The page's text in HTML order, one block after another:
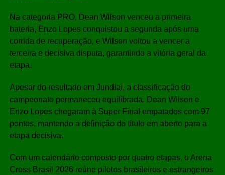
Na categoria PRO, Dean Wilson venceu a primeira
bateria, Enzo Lopes conquistou a segunda após uma
corrida de recuperação, e Wilson voltou a vencer a
terceira e decisiva disputa, garantindo a vitória geral da
etapa.
Apesar do resultado em Jundiaí, a classificação do
campeonato permaneceu equilibrada. Dean Wilson e
Enzo Lopes chegaram à Super Final empatados com 97
pontos, mantendo a definição do título em aberto para a
etapa decisiva.
Com um calendário composto por quatro etapas, o Arena
Cross Brasil 2026 reúne pilotos brasileiros e estrangeiros